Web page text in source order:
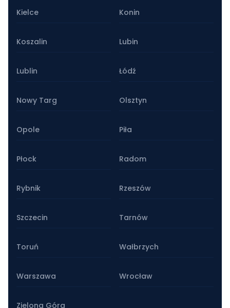
Kielce Konin
Koszalin Lubin
Lublin Łódź
Nowy Targ Olsztyn
Opole Piła
Płock Radom
Rybnik Rzeszów
Szczecin Tarnów
Toruń Wałbrzych
Warszawa Wrocław
Zielona Góra